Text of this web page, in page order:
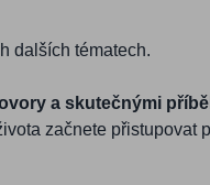
dalších tématech.
a skutečnými
začnete